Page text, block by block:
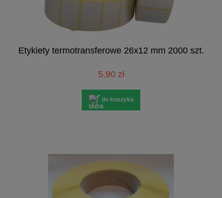
Etykiety termotransferowe 26x12 mm 2000 szt.
5,90 zł
do koszyka